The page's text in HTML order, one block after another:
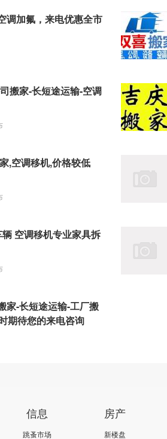
调加氟，来电优惠全市
搬家-长短途运输-空调
,空调移机,价格较低
空调移机专业家具拆
家-长短途运输-工厂搬
期待您的来电咨询
信息
跳蚤市场
房产
新楼盘